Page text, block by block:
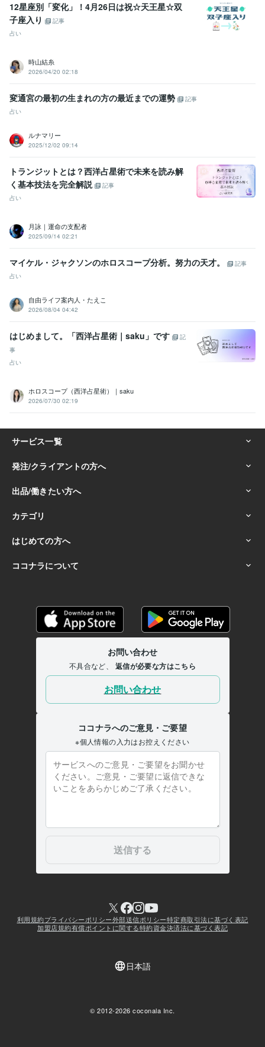
12星座別「変化」！4月26日は祝☆天王星☆双
子座入り
記事
占い
時山結糸
2026/04/20 02:18
変通宮の最初の生まれの方の最近までの運勢
記事
占い
ルナマリー
2025/12/02 09:14
トランジットとは？西洋占星術で未来を読み解
く基本技法を完全解説
記事
占い
月詠｜運命の支配者
2025/09/14 02:21
マイケル・ジャクソンのホロスコープ分析。努力の天才。
記事
占い
自由ライフ案内人・たえこ
2026/08/04 04:42
はじめまして。「西洋占星術｜saku」です
記
事
占い
ホロスコープ（西洋占星術）｜saku
2026/07/30 02:19